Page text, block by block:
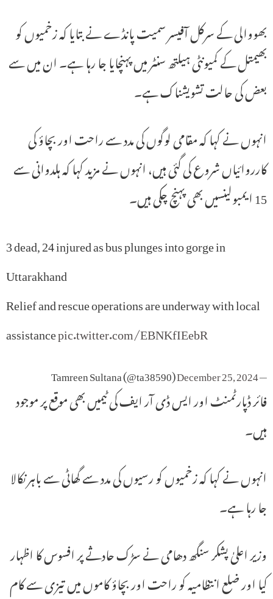
بھووالی کے سرکل آفیسر سمیت پانڈے نے بتایا کہ زخمیوں کو
بھیمتل کے کمیونٹی ہیلتھ سنٹر میں پہنچایا جا رہا ہے۔ ان میں سے
بعض کی حالت تشویشناک ہے۔
انہوں نے کہا کہ مقامی لوگوں کی مدد سے راحت اور بچاؤ کی
کارروائیاں شروع کی گئی ہیں، انہوں نے مزید کہا کہ ہلدوانی سے
15 ایمبولینسیں بھی پہنچ چکی ہیں۔
3 dead, 24 injured as bus plunges into gorge in
Uttarakhand
Relief and rescue operations are underway with local
assistancepic.twitter.com/EBNKfIEebR
— Tamreen Sultana (@ta38590)
December 25, 2024
فائر ڈپارٹمنٹ اور ایس ڈی آر ایف کی ٹیمیں بھی موقع پر موجود
ہیں۔
انہوں نے کہا کہ زخمیوں کو رسیوں کی مدد سے گھاٹی سے باہر نکالا
جا رہا ہے۔
وزیر اعلیٰ پشکر سنگھ دھامی نے سڑک حادثے پر افسوس کا اظہار
کیا اور ضلع انتظامیہ کو راحت اور بچاؤ کاموں میں تیزی سے کام